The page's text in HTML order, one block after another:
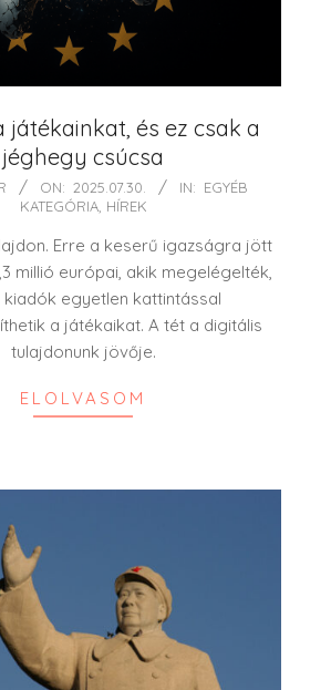
játékainkat, és ez csak a
jéghegy csúcsa
ON: 2025.07.30. IN: EGYÉB
KATEGÓRIA, HÍREK
Erre a keserű igazságra jött
millió európai, akik megelégelték,
kiadók egyetlen kattintással
a játékaikat. A tét a digitális
tulajdonunk jövője.
ELOLVASOM